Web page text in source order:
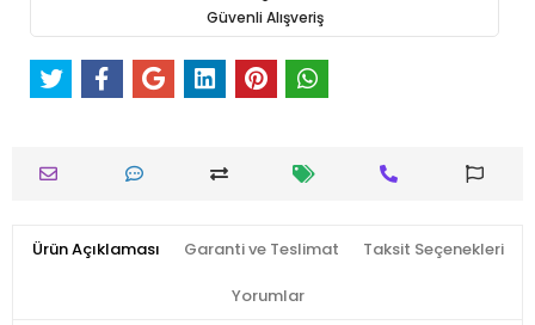
Güvenli Alışveriş
Ürün Açıklaması Garanti ve Teslimat Taksit Seçenekleri
Yorumlar